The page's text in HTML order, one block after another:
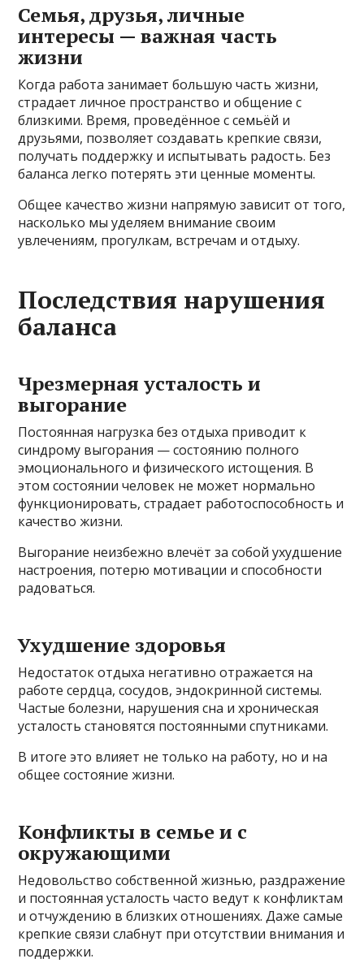
Семья, друзья, личные
интересы — важная часть
жизни
Когда работа занимает большую часть жизни,
страдает личное пространство и общение с
близкими. Время, проведённое с семьёй и
друзьями, позволяет создавать крепкие связи,
получать поддержку и испытывать радость. Без
баланса легко потерять эти ценные моменты.
Общее качество жизни напрямую зависит от того,
насколько мы уделяем внимание своим
увлечениям, прогулкам, встречам и отдыху.
Последствия нарушения
баланса
Чрезмерная усталость и
выгорание
Постоянная нагрузка без отдыха приводит к
синдрому выгорания — состоянию полного
эмоционального и физического истощения. В
этом состоянии человек не может нормально
функционировать, страдает работоспособность и
качество жизни.
Выгорание неизбежно влечёт за собой ухудшение
настроения, потерю мотивации и способности
радоваться.
Ухудшение здоровья
Недостаток отдыха негативно отражается на
работе сердца, сосудов, эндокринной системы.
Частые болезни, нарушения сна и хроническая
усталость становятся постоянными спутниками.
В итоге это влияет не только на работу, но и на
общее состояние жизни.
Конфликты в семье и с
окружающими
Недовольство собственной жизнью, раздражение
и постоянная усталость часто ведут к конфликтам
и отчуждению в близких отношениях. Даже самые
крепкие связи слабнут при отсутствии внимания и
поддержки.